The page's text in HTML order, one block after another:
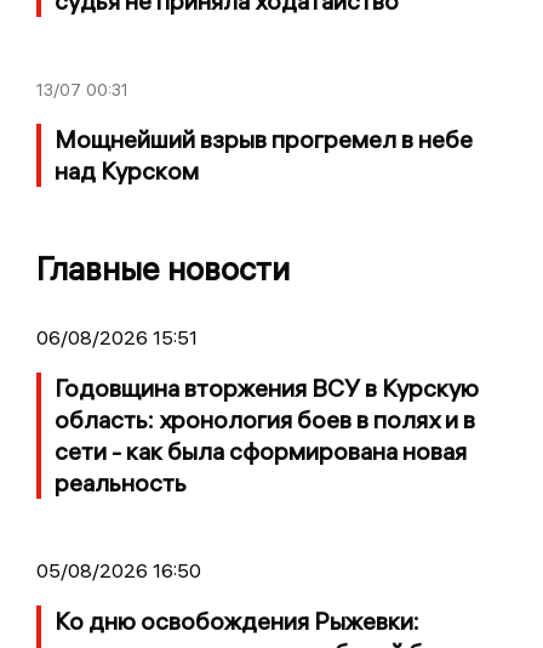
13/07 00:31
Мощнейший взрыв прогремел в небе
над Курском
Главные новости
06/08/2026 15:51
Годовщина вторжения ВСУ в Курскую
область: хронология боев в полях и в
сети - как была сформирована новая
реальность
05/08/2026 16:50
Ко дню освобождения Рыжевки: